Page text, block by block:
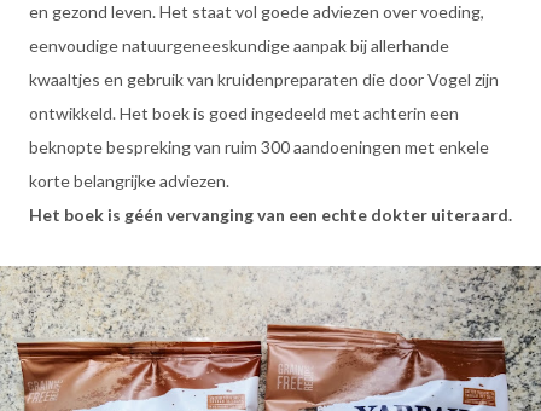
en gezond leven. Het staat vol goede adviezen over voeding,
eenvoudige natuurgeneeskundige aanpak bij allerhande
kwaaltjes en gebruik van kruidenpreparaten die door Vogel zijn
ontwikkeld. Het boek is goed ingedeeld met achterin een
beknopte bespreking van ruim 300 aandoeningen met enkele
korte belangrijke adviezen.
Het boek is géén vervanging van een echte dokter uiteraard.